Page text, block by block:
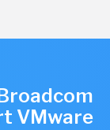
VMware